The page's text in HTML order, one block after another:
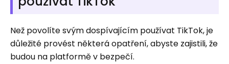
Než povolíte svým dospívajícím používat TikTok, je
důležité provést některá opatření, abyste zajistili, že
budou na platformě v bezpečí.